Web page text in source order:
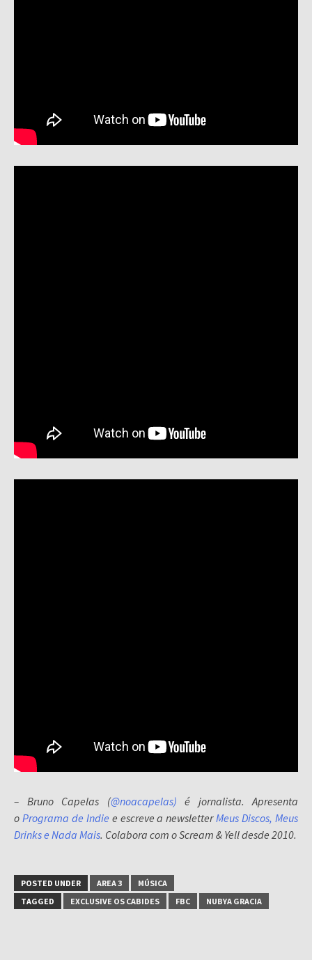
– Bruno Capelas (@noacapelas) é jornalista. Apresenta
o Programa de Indie e escreve a newsletterMeus Discos, Meus
Drinks e Nada Mais. Colabora com o Scream & Yell desde 2010.
POSTED UNDER AREA 3
MÚSICA
TAGGED
EXCLUSIVE OS CABIDES FBC NUBYA GRACIA